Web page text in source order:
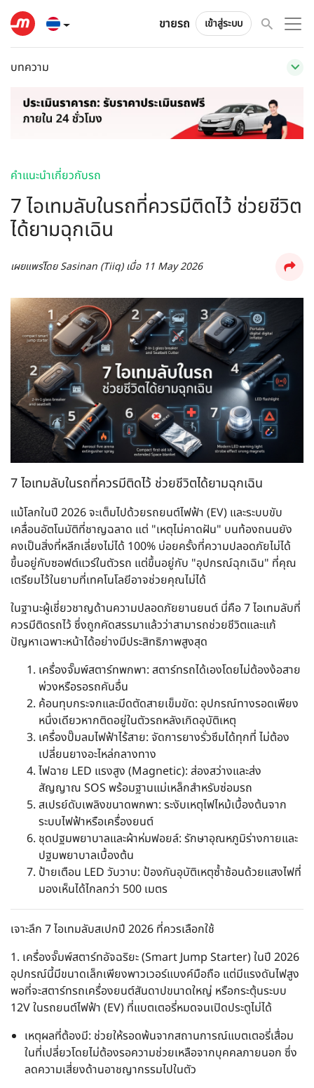
ขายรถ เข้าสู่ระบบ
บทความ
คำแนะนำเกี่ยวกับรถ
7 ไอเทมลับในรถที่ควรมีติดไว้ ช่วยชีวิต
ได้ยามฉุกเฉิน
เผยแพร่โดยSasinan (Tiiq) เมื่อ 11 May 2026
7 ไอเทมลับในรถที่ควรมีติดไว้ ช่วยชีวิตได้ยามฉุกเฉิน
แม้โลกในปี 2026 จะเต็มไปด้วยรถยนต์ไฟฟ้า (EV) และระบบขับ
เคลื่อนอัตโนมัติที่ชาญฉลาด แต่ "เหตุไม่คาดฝัน" บนท้องถนนยัง
คงเป็นสิ่งที่หลีกเลี่ยงไม่ได้ 100% บ่อยครั้งที่ความปลอดภัยไม่ได้
ขึ้นอยู่กับซอฟต์แวร์ในตัวรถ แต่ขึ้นอยู่กับ "อุปกรณ์ฉุกเฉิน" ที่คุณ
เตรียมไว้ในยามที่เทคโนโลยีอาจช่วยคุณไม่ได้
ในฐานะผู้เชี่ยวชาญด้านความปลอดภัยยานยนต์ นี่คือ 7 ไอเทมลับที่
ควรมีติดรถไว้ ซึ่งถูกคัดสรรมาแล้วว่าสามารถช่วยชีวิตและแก้
ปัญหาเฉพาะหน้าได้อย่างมีประสิทธิภาพสูงสุด
เครื่องจั๊มพ์สตาร์ทพกพา: สตาร์ทรถได้เองโดยไม่ต้องง้อสาย
พ่วงหรือรอรถคันอื่น
ค้อนทุบกระจกและมีดตัดสายเข็มขัด: อุปกรณ์ทางรอดเพียง
หนึ่งเดียวหากติดอยู่ในตัวรถหลังเกิดอุบัติเหตุ
เครื่องปั๊มลมไฟฟ้าไร้สาย: จัดการยางรั่วซึมได้ทุกที่ ไม่ต้อง
เปลี่ยนยางอะไหล่กลางทาง
ไฟฉาย LED แรงสูง (Magnetic): ส่องสว่างและส่ง
สัญญาณ SOS พร้อมฐานแม่เหล็กสำหรับซ่อมรถ
สเปรย์ดับเพลิงขนาดพกพา: ระงับเหตุไฟไหม้เบื้องต้นจาก
ระบบไฟฟ้าหรือเครื่องยนต์
ชุดปฐมพยาบาลและผ้าห่มฟอยล์: รักษาอุณหภูมิร่างกายและ
ปฐมพยาบาลเบื้องต้น
ป้ายเตือน LED วับวาบ: ป้องกันอุบัติเหตุซ้ำซ้อนด้วยแสงไฟที่
มองเห็นได้ไกลกว่า 500 เมตร
เจาะลึก 7 ไอเทมลับสเปกปี 2026 ที่ควรเลือกใช้
1. เครื่องจั๊มพ์สตาร์ทอัจฉริยะ (Smart Jump Starter)ในปี 2026
อุปกรณ์นี้มีขนาดเล็กเพียงพาวเวอร์แบงค์มือถือ แต่มีแรงดันไฟสูง
พอที่จะสตาร์ทรถเครื่องยนต์สันดาปขนาดใหญ่ หรือกระตุ้นระบบ
12V ในรถยนต์ไฟฟ้า (EV) ที่แบตเตอรี่หมดจนเปิดประตูไม่ได้
เหตุผลที่ต้องมี: ช่วยให้รอดพ้นจากสถานการณ์แบตเตอรี่เสื่อม
ในที่เปลี่ยวโดยไม่ต้องรอความช่วยเหลือจากบุคคลภายนอก ซึ่ง
ลดความเสี่ยงด้านอาชญากรรมไปในตัว